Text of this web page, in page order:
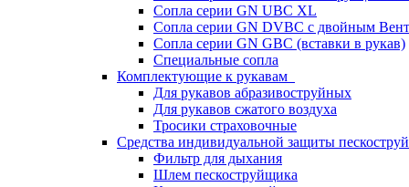
Сопла серии GN UBC XL
Сопла серии GN DVBC с двойным
Сопла серии GN GBC (вставки в рукав)
Специальные сопла
Комплектующие к рукавам
Для рукавов абразивоструйных
Для рукавов сжатого воздуха
Тросики страховочные
Средства индивидуальной защиты
Фильтр для дыхания
Шлем пескоструйщика